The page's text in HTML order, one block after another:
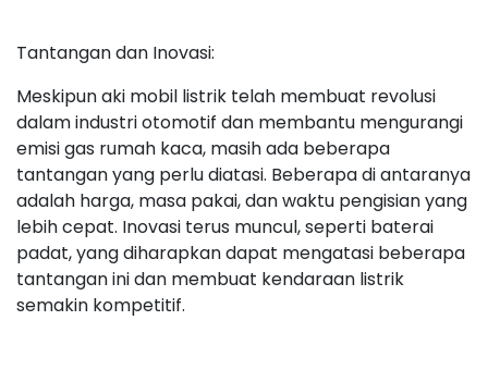
Tantangan dan Inovasi:
Meskipun aki mobil listrik telah membuat revolusi
dalam industri otomotif dan membantu mengurangi
emisi gas rumah kaca, masih ada beberapa
tantangan yang perlu diatasi. Beberapa di antaranya
adalah harga, masa pakai, dan waktu pengisian yang
lebih cepat. Inovasi terus muncul, seperti baterai
padat, yang diharapkan dapat mengatasi beberapa
tantangan ini dan membuat kendaraan listrik
semakin kompetitif.